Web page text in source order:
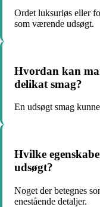
Ordet luksuriøs eller
som værende udsøgt.
Hvordan kan
delikat smag?
En udsøgt smag
Hvilke
udsøgt?
Noget der betegnes
enestående detaljer.